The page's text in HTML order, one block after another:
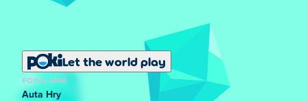
Let the world play
POPULÁRNÍ
Auta Hry